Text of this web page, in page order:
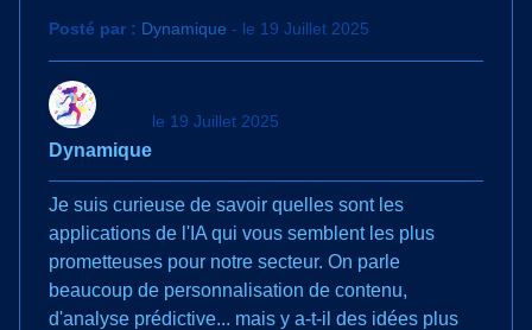
Posté par : Dynamique - le 19 Juillet 2025
Dynamique
le 19 Juillet 2025
Je suis curieuse de savoir quelles sont les
applications de l'IA qui vous semblent les plus
prometteuses pour notre secteur. On parle
beaucoup de personnalisation de contenu,
d'analyse prédictive... mais y a-t-il des idées plus